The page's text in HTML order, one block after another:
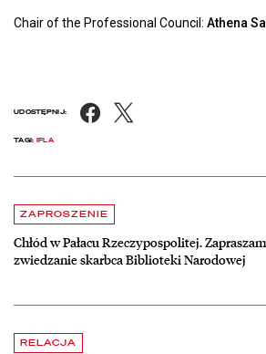
Chair of the Professional Council: Athena
UDOSTĘPNIJ: Facebook
TAGI: IFLA
Aktualności
ZAPROSZENIE
Chłód w Pałacu Rzeczypospolitej.
zwiedzanie skarbca Biblioteki Narodowej
czytaj więcej o Chłód w Pałacu
RELACJA
czytaj więcej o Dyrektor BN otrzymał